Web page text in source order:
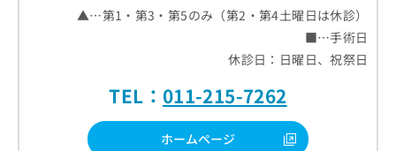
▲…第1・第3・第5のみ（第2・第4土曜日は休診）
■…手術日
休診日：日曜日、祝祭日
TEL： 011-215-7262
ホームページ